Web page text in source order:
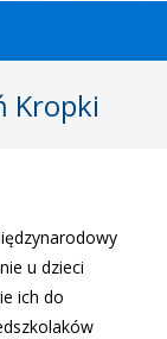
Kropki
u dzieci
ich do